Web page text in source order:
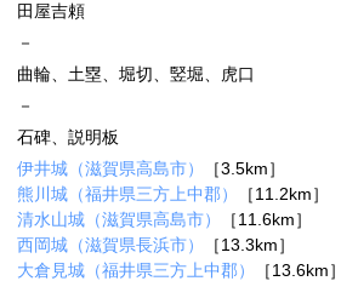
田屋吉頼
－
曲輪、土塁、堀切、竪堀、虎口
－
石碑、説明板
伊井城（滋賀県高島市）
［3.5km］
熊川城（福井県三方上中郡）
［11.2km］
清水山城（滋賀県高島市）
［11.6km］
西岡城（滋賀県長浜市）
［13.3km］
大倉見城（福井県三方上中郡）
［13.6km］